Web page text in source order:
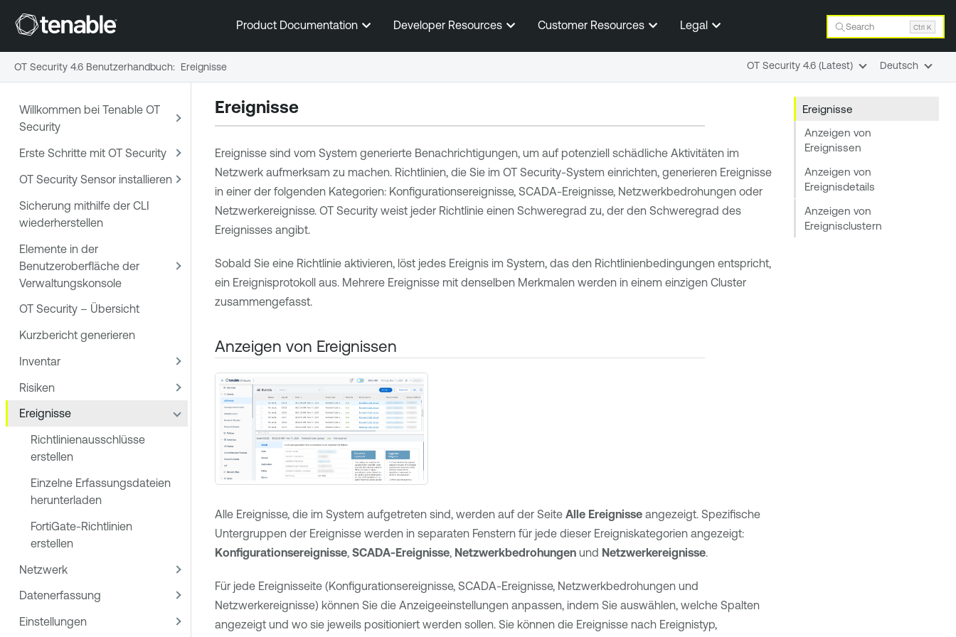
Zum Hauptinhalt springen
Product Documentation Developer Resources Customer Resources Legal Search Ctrl K
Willkommen bei Tenable OT
Security
Erste Schritte mit OT Security
OT Security Sensor installieren
Sicherung mithilfe der CLI
wiederherstellen
Elemente in der
Benutzeroberfläche der
Verwaltungskonsole
OT Security – Übersicht
Kurzbericht generieren
Inventar
Risiken
Ereignisse
Richtlinienausschlüsse
erstellen
Einzelne Erfassungsdateien
herunterladen
FortiGate-Richtlinien
erstellen
Netzwerk
Datenerfassung
Einstellungen
Ereignisse
Anzeigen von
Ereignissen
Anzeigen von
Ereignisdetails
Anzeigen von
Ereignisclustern
Ereignisse
Ereignisse sind vom System generierte Benachrichtigungen, um auf potenziell schädliche Aktivitäten im
Netzwerk aufmerksam zu machen. Richtlinien, die Sie im OT Security-System einrichten, generieren Ereignisse
in einer der folgenden Kategorien: Konfigurationsereignisse, SCADA-Ereignisse, Netzwerkbedrohungen oder
Netzwerkereignisse. OT Securityweist jeder Richtlinie einen Schweregrad zu, der den Schweregrad des
Ereignisses angibt.
Sobald Sie eine Richtlinie aktivieren, löst jedes Ereignis im System, das den Richtlinienbedingungen entspricht,
ein Ereignisprotokoll aus. Mehrere Ereignisse mit denselben Merkmalen werden in einem einzigen Cluster
zusammengefasst.
Anzeigen von Ereignissen
Alle Ereignisse, die im System aufgetreten sind, werden auf der Seite Alle Ereignisseangezeigt. Spezifische
Untergruppen der Ereignisse werden in separaten Fenstern für jede dieser Ereigniskategorien angezeigt:
Konfigurationsereignisse, SCADA-Ereignisse, Netzwerkbedrohungenund Netzwerkereignisse.
Für jede Ereignisseite (Konfigurationsereignisse, SCADA-Ereignisse, Netzwerkbedrohungen und
Netzwerkereignisse) können Sie die Anzeigeeinstellungen anpassen, indem Sie auswählen, welche Spalten
angezeigt und wo sie jeweils positioniert werden sollen. Sie können die Ereignisse nach Ereignistyp,
OT Security 4.6 Benutzerhandbuch: Ereignisse OT Security 4.6 (Latest) Deutsch